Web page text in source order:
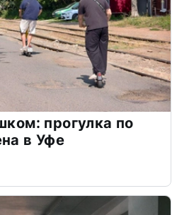
прогулка по
в Уфе